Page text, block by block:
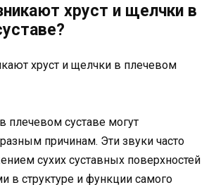
хруст и щелчки в
плечевом суставе могут
причинам. Эти звуки часто
сухих суставных поверхностей
в структуре и функции самого